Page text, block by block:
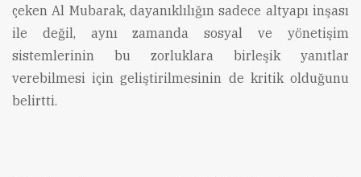
çeken Al Mubarak, dayanıklılığın sadece altyapı inşası
ile değil, aynı zamanda sosyal ve yönetişim
sistemlerinin bu zorluklara birleşik yanıtlar
verebilmesi için geliştirilmesinin de kritik olduğunu
belirtti.